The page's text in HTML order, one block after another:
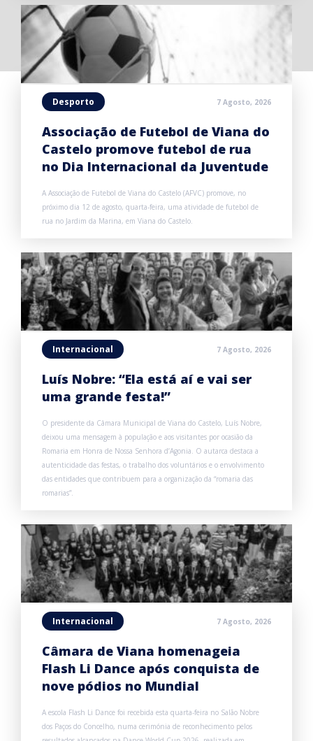
Desporto 7 Agosto, 2026
Associação de Futebol de Viana do
Castelo promove futebol de rua
no Dia Internacional da Juventude
A Associação de Futebol de Viana do Castelo (AFVC) promove, no
próximo dia 12 de agosto, quarta-feira, uma atividade de futebol de
rua no Jardim da Marina, em Viana do Castelo.
Internacional 7 Agosto, 2026
Luís Nobre: “Ela está aí e vai ser
uma grande festa!”
O presidente da Câmara Municipal de Viana do Castelo, Luís Nobre,
deixou uma mensagem à população e aos visitantes por ocasião da
Romaria em Honra de Nossa Senhora d’Agonia. O autarca destaca a
autenticidade das festas, o trabalho dos voluntários e o envolvimento
das entidades que contribuem para a organização da “romaria das
romarias”.
Internacional 7 Agosto, 2026
Câmara de Viana homenageia
Flash Li Dance após conquista de
nove pódios no Mundial
A escola Flash Li Dance foi recebida esta quarta-feira no Salão Nobre
dos Paços do Concelho, numa cerimónia de reconhecimento pelos